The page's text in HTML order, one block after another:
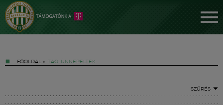
FŐOLDAL » TAG: ÜNNEPELTEK
SZŰRÉS